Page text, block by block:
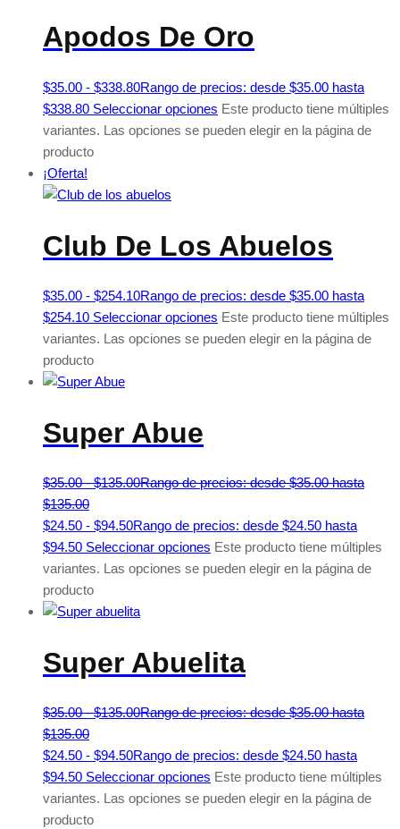
Apodos De Oro
$35.00 - $338.80Rango de precios: desde $35.00 hasta
$338.80 Seleccionar opciones Este producto tiene múltiples
variantes. Las opciones se pueden elegir en la página de
producto
¡Oferta!
Club De Los Abuelos
$35.00 - $254.10Rango de precios: desde $35.00 hasta
$254.10 Seleccionar opciones Este producto tiene múltiples
variantes. Las opciones se pueden elegir en la página de
producto
Super Abue
$35.00 - $135.00Rango de precios: desde $35.00 hasta
$135.00
$24.50 - $94.50Rango de precios: desde $24.50 hasta
$94.50 Seleccionar opciones Este producto tiene múltiples
variantes. Las opciones se pueden elegir en la página de
producto
Super Abuelita
$35.00 - $135.00Rango de precios: desde $35.00 hasta
$135.00
$24.50 - $94.50Rango de precios: desde $24.50 hasta
$94.50 Seleccionar opciones Este producto tiene múltiples
variantes. Las opciones se pueden elegir en la página de
producto